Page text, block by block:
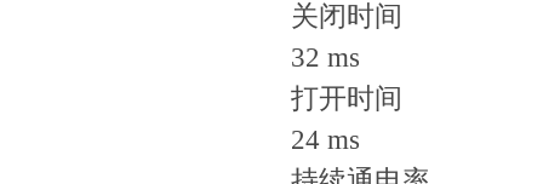
关闭时间
32 ms
打开时间
24 ms